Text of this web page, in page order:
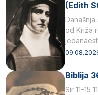
(Edith
od Križa
listopada
Biblija
Sir 11–15